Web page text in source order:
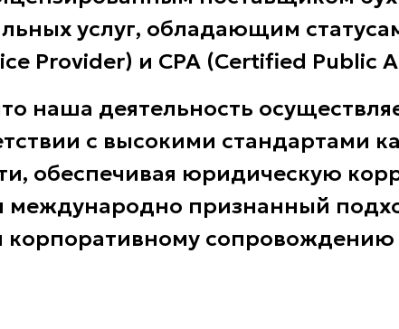
услуг, обладающим
Provider) и CPA (Certified Public
наша деятельность
с высокими стандартами
обеспечивая юридическую
международно признанный
корпоративному сопровождению